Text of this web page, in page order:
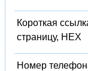
Короткая
страницу, HEX
Номер